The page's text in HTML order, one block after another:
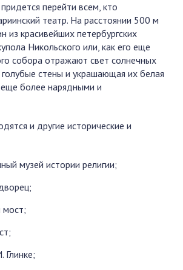
перейти всем, кто
театр. На расстоянии 500 м
из красивейших петербургских
Никольского или, как его еще
собора отражают свет солнечных
голубые стены и украшающая их белая
более нарядными и
и другие исторические и
музей истории религии;
мост;
Глинке;